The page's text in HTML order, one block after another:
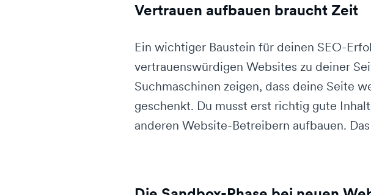
Vertrauen aufbauen braucht Zeit
Ein wichtiger Baustein für deinen SEO-
vertrauenswürdigen Websites zu deiner
Suchmaschinen zeigen, dass deine Seite
geschenkt. Du musst erst richtig gute
anderen Website-Betreibern aufbauen.